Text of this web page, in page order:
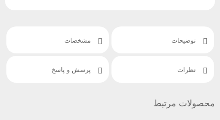
توضیحات مشخصات
نظرات پرسش و پاسخ
محصولات مرتبط